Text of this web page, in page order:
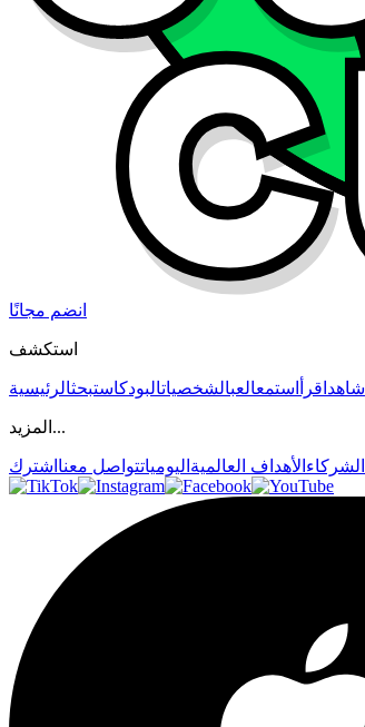
انضم مجانًا
استكشف
شاهد اقرأ استمعالعبالشخصياتالبودكاستبحثالرئيسية
المزيد...
الشركاء الأهداف العالمية اليومياتتواصل معنا اشترك